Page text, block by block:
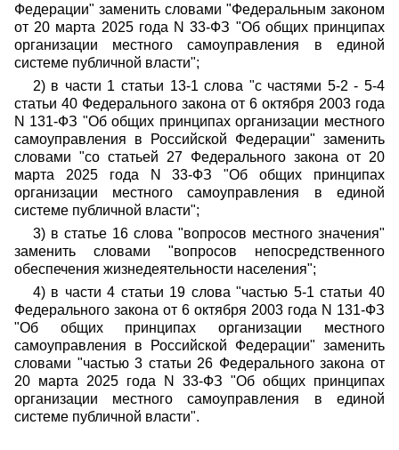
Федерации" заменить словами "Федеральным законом
от 20 марта 2025 года N 33-ФЗ "Об общих принципах
организации местного самоуправления в единой
системе публичной власти";
2) в части 1 статьи 13-1 слова "с частями 5-2 - 5-4
статьи 40 Федерального закона от 6 октября 2003 года
N 131-ФЗ "Об общих принципах организации местного
самоуправления в Российской Федерации" заменить
словами "со статьей 27 Федерального закона от 20
марта 2025 года N 33-ФЗ "Об общих принципах
организации местного самоуправления в единой
системе публичной власти";
3) в статье 16 слова "вопросов местного значения"
заменить словами "вопросов непосредственного
обеспечения жизнедеятельности населения";
4) в части 4 статьи 19 слова "частью 5-1 статьи 40
Федерального закона от 6 октября 2003 года N 131-ФЗ
"Об общих принципах организации местного
самоуправления в Российской Федерации" заменить
словами "частью 3 статьи 26 Федерального закона от
20 марта 2025 года N 33-ФЗ "Об общих принципах
организации местного самоуправления в единой
системе публичной власти".